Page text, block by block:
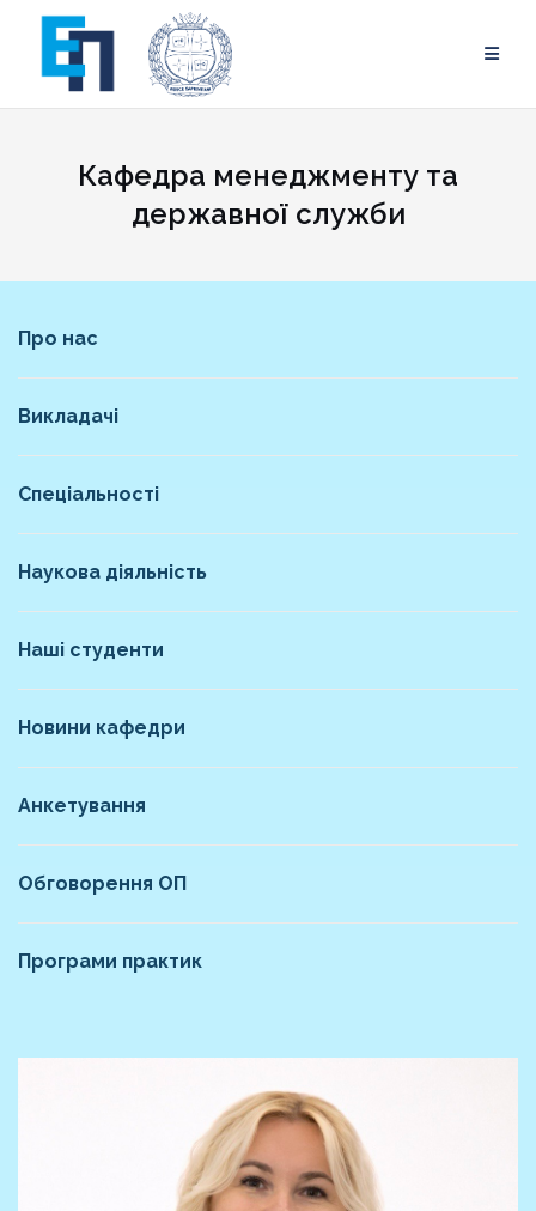
content
Кафедра менеджменту та
державної служби
Про нас
Викладачі
Спеціальності
Наукова діяльність
Наші студенти
Новини кафедри
Анкетування
Обговорення ОП
Програми практик